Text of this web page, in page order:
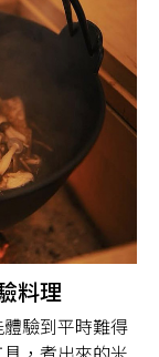
料理
驗到平時難得